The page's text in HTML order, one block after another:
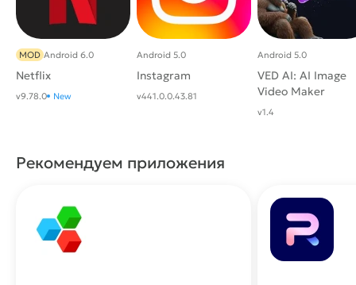
Netflix
MOD Android 6.0
v9.78.0 New
Instagram
Android 5.0
v441.0.0.43.81
VED AI: AI Image
Video Maker
Android 5.0
v1.4
Рекомендуем приложения